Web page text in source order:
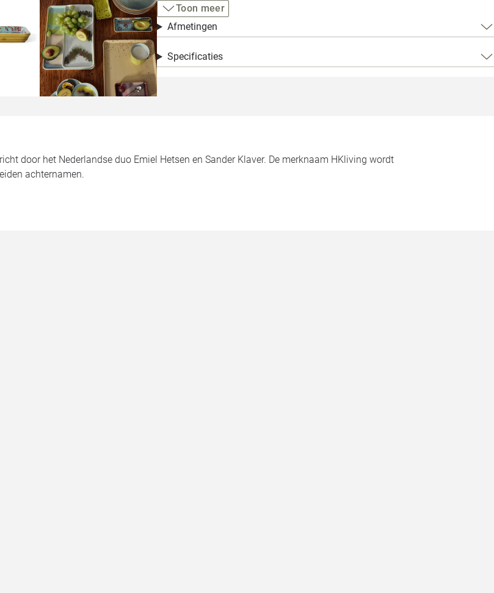
Loods 5
Toon meer
Afmetingen
Specificaties
door het Nederlandse duo Emiel Hetsen en Sander Klaver. De merknaam HKliving wordt
achternamen.